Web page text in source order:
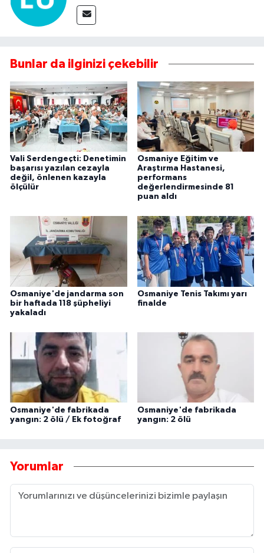
Bunlar da ilginizi çekebilir
Vali Serdengeçti: Denetimin
başarısı yazılan cezayla
değil, önlenen kazayla
ölçülür
Osmaniye Eğitim ve
Araştırma Hastanesi,
performans
değerlendirmesinde 81
puan aldı
Osmaniye'de jandarma son
bir haftada 118 şüpheliyi
yakaladı
Osmaniye Tenis Takımı yarı
finalde
Osmaniye'de fabrikada
yangın: 2 ölü / Ek fotoğraf
Osmaniye'de fabrikada
yangın: 2 ölü
Yorumlar